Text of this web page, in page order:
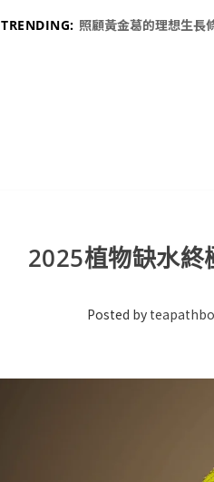
TRENDING: 照顧黃金葛的理想生長
2025植物缺水終
Posted by